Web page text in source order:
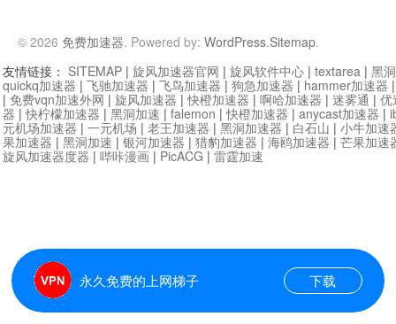
© 2026 免费加速器. Powered by: WordPress.Sitemap.
永久免费的上网梯子 下载
友情链接： SITEMAP | 旋风加速器官网 | 旋风软件中心 | textarea | 黑
quickq加速器 | 飞驰加速器 | 飞鸟加速器 | 狗急加速器 | hammer加速器
| 免费vqn加速外网 | 旋风加速器 |快橙加速器 | 啊哈加速器 | 迷雾通 | 优
器 |快柠檬加速器 | 黑洞加速 | falemon |快橙加速器 | anycast加速器 |
元机场加速器 | 一元机场 | 老王加速器 | 黑洞加速器 | 白石山 | 小牛加速
果加速器 | 黑洞加速 | 银河加速器 | 猎豹加速器 | 海鸥加速器 | 芒果加速
旋风加速器度器 | 哔咔漫画 | PicACG | 雷霆加速